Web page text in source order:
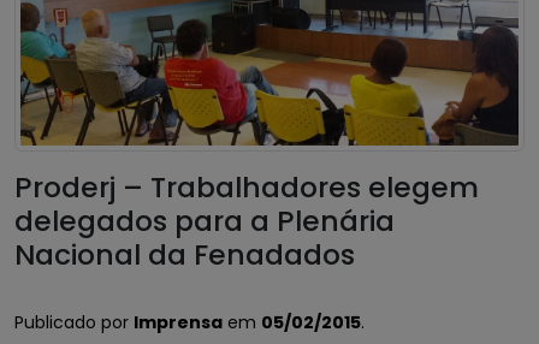
Proderj – Trabalhadores elegem
delegados para a Plenária
Nacional da Fenadados
Publicado por Imprensa em 05/02/2015.